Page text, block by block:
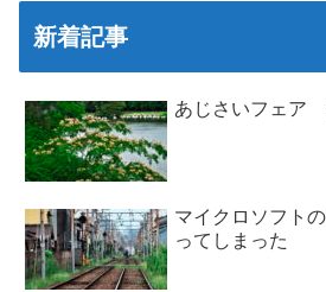
新着記事
あじさいフェア
マイクロソフト
ってしまった